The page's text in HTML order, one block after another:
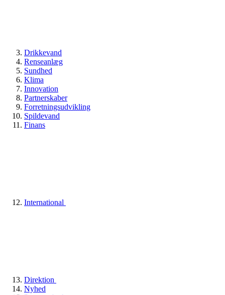
Drikkevand
Renseanlæg
Sundhed
Klima
Innovation
Partnerskaber
Forretningsudvikling
Spildevand
Finans
International
Direktion
Nyhed